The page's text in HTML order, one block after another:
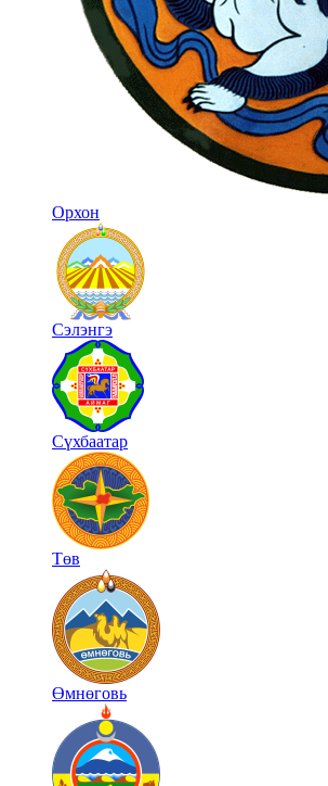
Орхон
Сэлэнгэ
Сүхбаатар
Төв
Өмнөговь